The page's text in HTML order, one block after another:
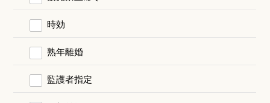
時効
熟年離婚
監護者指定